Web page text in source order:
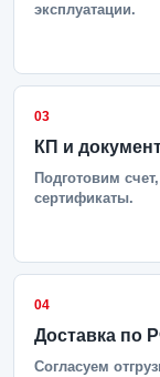
эксплуатации.
03
КП и
Подготовим
сертификаты.
04
Доставка по
Согласуем